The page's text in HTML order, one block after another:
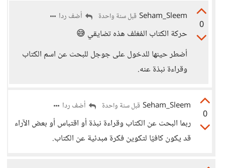
0
Seham_Sleem قبل سنة واحدة أضف ردا
حركة الكتاب المُغلف هذه تضايقي 😅
أضطر حينها للدخول على جوجل للبحث عن اسم الكتاب
وقراءة نبذة عنه.
0
Seham_Sleem قبل سنة واحدة أضف ردا
ربما البحث عن الكتاب وقراءة نبذة أو اقتباس أو بعض الآراء
قد يكون كافيًا لتكوين فكرة مبدئية عن الكتاب.